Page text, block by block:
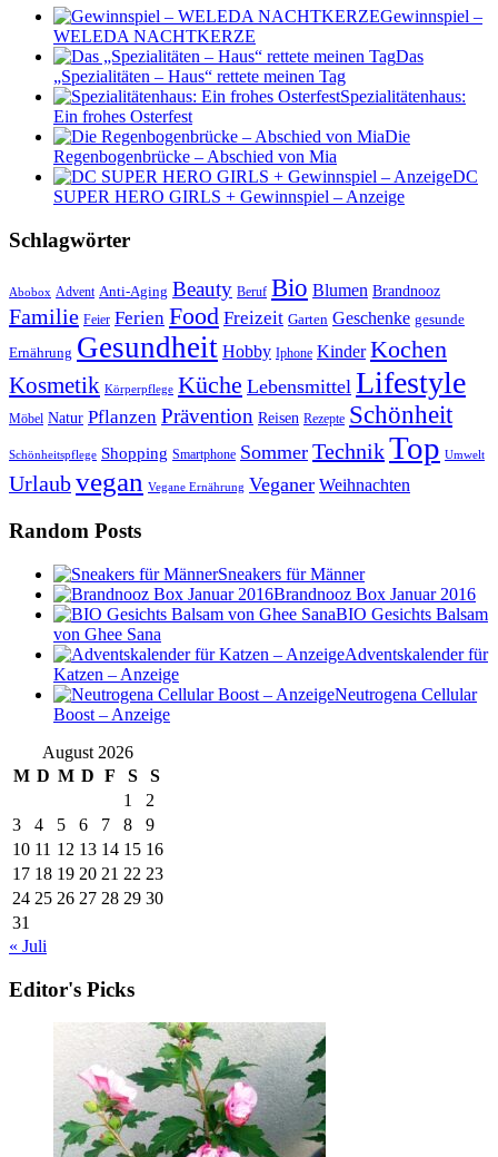
Gewinnspiel –
WELEDA NACHTKERZE
Das
„Spezialitäten – Haus“ rettete meinen Tag
Spezialitätenhaus:
Ein frohes Osterfest
Die
Regenbogenbrücke – Abschied von Mia
DC
SUPER HERO GIRLS + Gewinnspiel – Anzeige
Schlagwörter
Abobox Advent Anti-Aging Beauty Beruf Bio Blumen Brandnooz
Familie Feier Ferien Food Freizeit Garten Geschenke gesunde
Ernährung Gesundheit Hobby Iphone Kinder Kochen
Kosmetik Körperpflege Küche Lebensmittel Lifestyle
Möbel Natur Pflanzen Prävention Reisen Rezepte Schönheit
Schönheitspflege Shopping Smartphone Sommer TechnikTop Umwelt
Urlaubvegan Vegane Ernährung Veganer Weihnachten
Random Posts
Sneakers für Männer
Brandnooz Box Januar 2016
BIO Gesichts Balsam
von Ghee Sana
Adventskalender für
Katzen – Anzeige
Neutrogena Cellular
Boost – Anzeige
August 2026
M D M D F S
S
1
2
3
4 5 6 7 8
9
10 11 12 13 14 15 16
17 18 19 20 21 22 23
24 25 26 27 28 29 30
31
« Juli
Editor's Picks